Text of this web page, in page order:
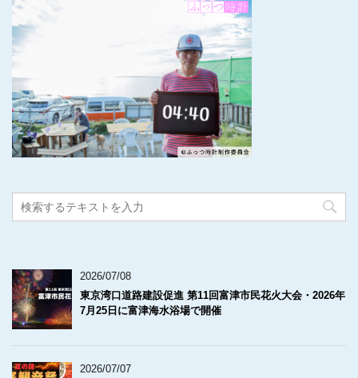
2026/07/08
東京湾口道路建設促進 第11回富津市民花火大会・2026年
7月25日に富津海水浴場で開催
2026/07/07